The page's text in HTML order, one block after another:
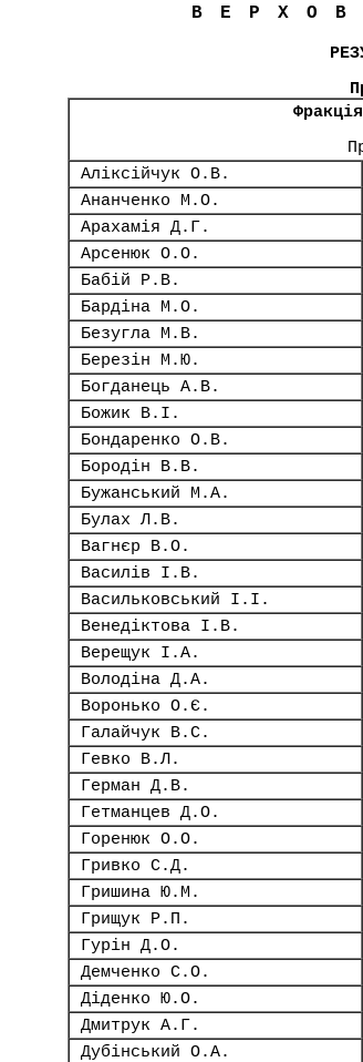
Аліксійчук О.В.
Ананченко М.О.
Арахамія Д.Г.
Арсенюк О.О.
Бабій Р.В.
Бардіна М.О.
Безугла М.В.
Березін М.Ю.
Богданець А.В.
Божик В.І.
Бондаренко О.В.
Бородін В.В.
Бужанський М.А.
Булах Л.В.
Вагнєр В.О.
Василів І.В.
Васильковський І.І.
Венедіктова І.В.
Верещук І.А.
Володіна Д.А.
Воронько О.Є.
Галайчук В.С.
Гевко В.Л.
Герман Д.В.
Гетманцев Д.О.
Горенюк О.О.
Гривко С.Д.
Гришина Ю.М.
Грищук Р.П.
Гурін Д.О.
Демченко С.О.
Діденко Ю.О.
Дмитрук А.Г.
Дубінський О.А.